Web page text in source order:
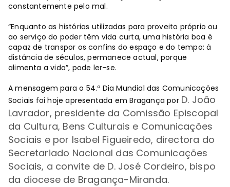
constantemente pelo mal.
“Enquanto as histórias utilizadas para proveito próprio ou
ao serviço do poder têm vida curta, uma história boa é
capaz de transpor os confins do espaço e do tempo: à
distância de séculos, permanece actual, porque
alimenta a vida”, pode ler-se.
A mensagem para o 54.º Dia Mundial das Comunicações
Sociais foi hoje apresentada em Bragança por D. João
Lavrador, presidente da Comissão Episcopal
da Cultura, Bens Culturais e Comunicações
Sociais e por Isabel Figueiredo, directora do
Secretariado Nacional das Comunicações
Sociais, a convite de D. José Cordeiro, bispo
da diocese de Bragança-Miranda.